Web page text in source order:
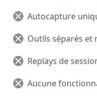
Autocapture
Outils séparés et
Replays de
Aucune